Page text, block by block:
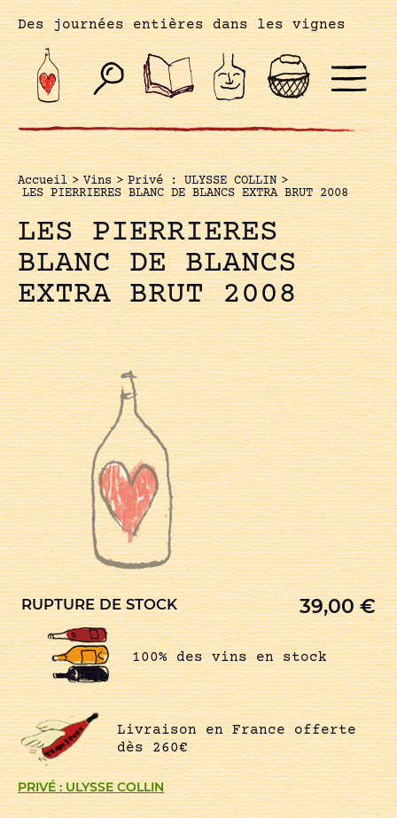
Des journées entières dans les vignes
Accueil > Vins > Privé : ULYSSE COLLIN >
LES PIERRIERES BLANC DE BLANCS EXTRA BRUT 2008
LES PIERRIERES
BLANC DE BLANCS
EXTRA BRUT 2008
PRIVÉ : ULYSSE COLLIN
RUPTURE DE STOCK 39,00€
100% des vins en stock
Livraison en France offerte
dès 260€